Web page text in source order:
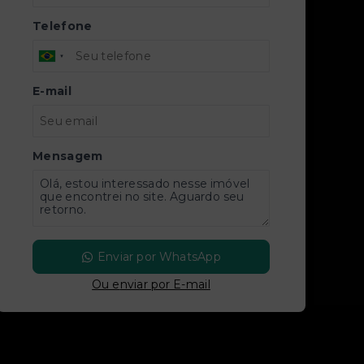
Telefone
E-mail
Mensagem
Enviar por WhatsApp
Ou enviar por E-mail